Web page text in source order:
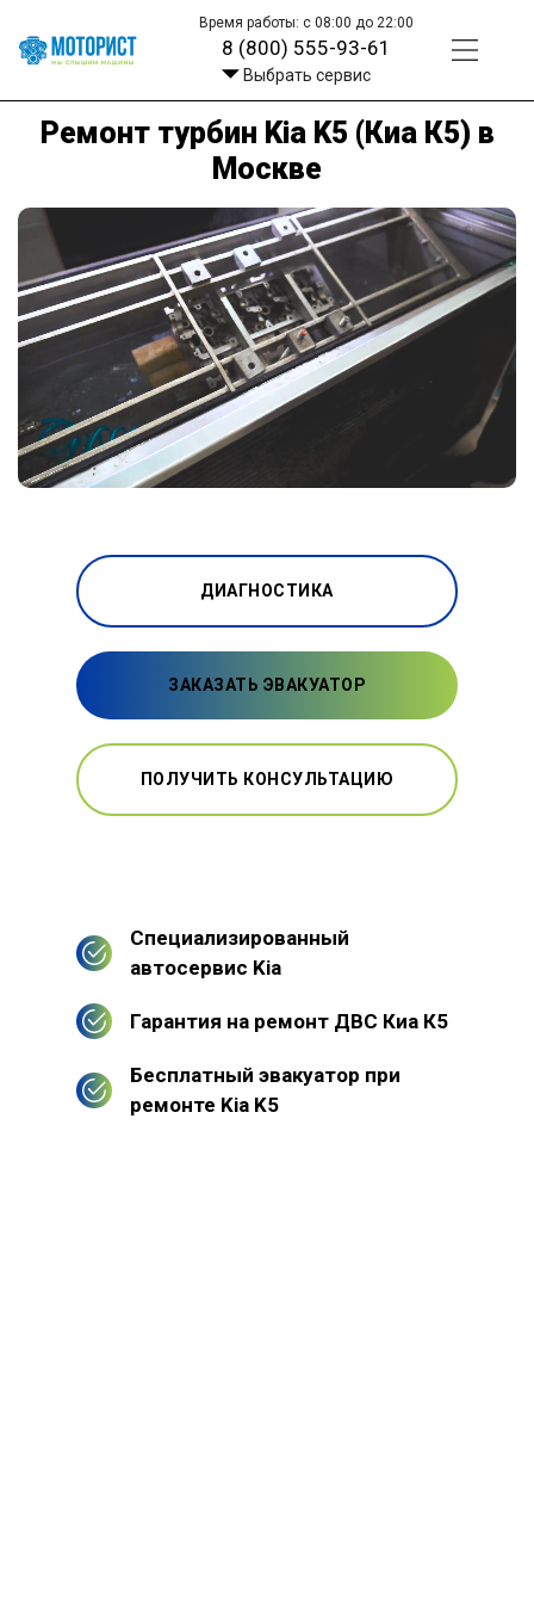
Время работы: с 08:00 до 22:00
8 (800) 555-93-61
Выбрать сервис
Ремонт турбин Kia K5 (Киа К5) в
Москве
ДИАГНОСТИКА
ЗАКАЗАТЬ ЭВАКУАТОР
ПОЛУЧИТЬ КОНСУЛЬТАЦИЮ
Специализированный
автосервис Kia
Гарантия на ремонт ДВС Киа К5
Бесплатный эвакуатор при
ремонте Kia K5